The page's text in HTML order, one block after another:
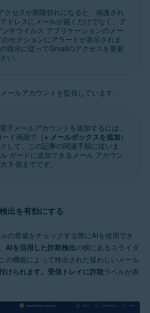
クセスが期限切れになると、保護され
ドレスにメールが届くだけでなく、ア
ンチウイルス アプリケーションのメー
セクションにアラートが表示されま
指示に従ってGmailのアクセスを更新
い。
ールアカウントを監視しています。
電子メールアカウントを追加するには、
ード画面で［+ メールボックスを追加］
して、この記事の関連手順に従いま
ガードに追加できるメール アカウン
5 個までです。
出を有効にする
の脅威をチェックする際にAIを使用でき
AIを活用した詐欺検出の横にあるスライダ
の機能によって検出された疑わしいメール
けられます。受信トレイに詐欺ラベルが表